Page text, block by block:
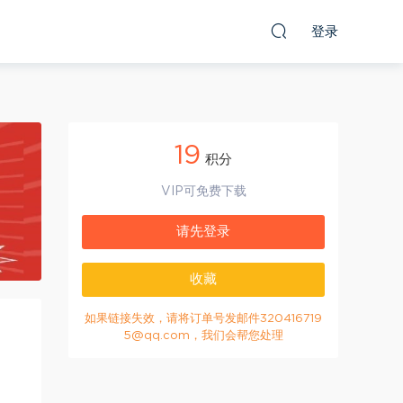
登录
19 积分
VIP可免费下载
请先登录
收藏
如果链接失效，请将订单号发邮件320416719
5@qq.com，我们会帮您处理